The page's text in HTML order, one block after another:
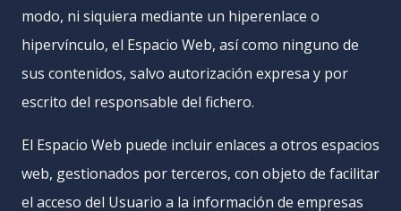
modo, ni siquiera mediante un hiperenlace o
hipervínculo, el Espacio Web, así como ninguno de
sus contenidos, salvo autorización expresa y por
escrito del responsable del fichero.
El Espacio Web puede incluir enlaces a otros espacios
web, gestionados por terceros, con objeto de facilitar
el acceso del Usuario a la información de empresas